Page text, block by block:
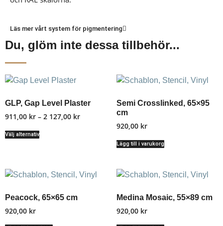
Läs mer vårt system för pigmentering
Du, glöm inte dessa tillbehör...
GLP, Gap Level Plaster
911,00 kr – 2 127,00 kr
Välj alternativ
Semi Crosslinked, 65×95
cm
920,00 kr
Lägg till i varukorg
Peacock, 65×65 cm
920,00 kr
Medina Mosaic, 55×89 cm
920,00 kr